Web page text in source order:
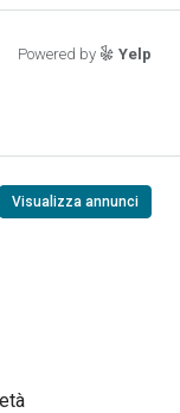
Powered by Yelp
Visualizza annunci